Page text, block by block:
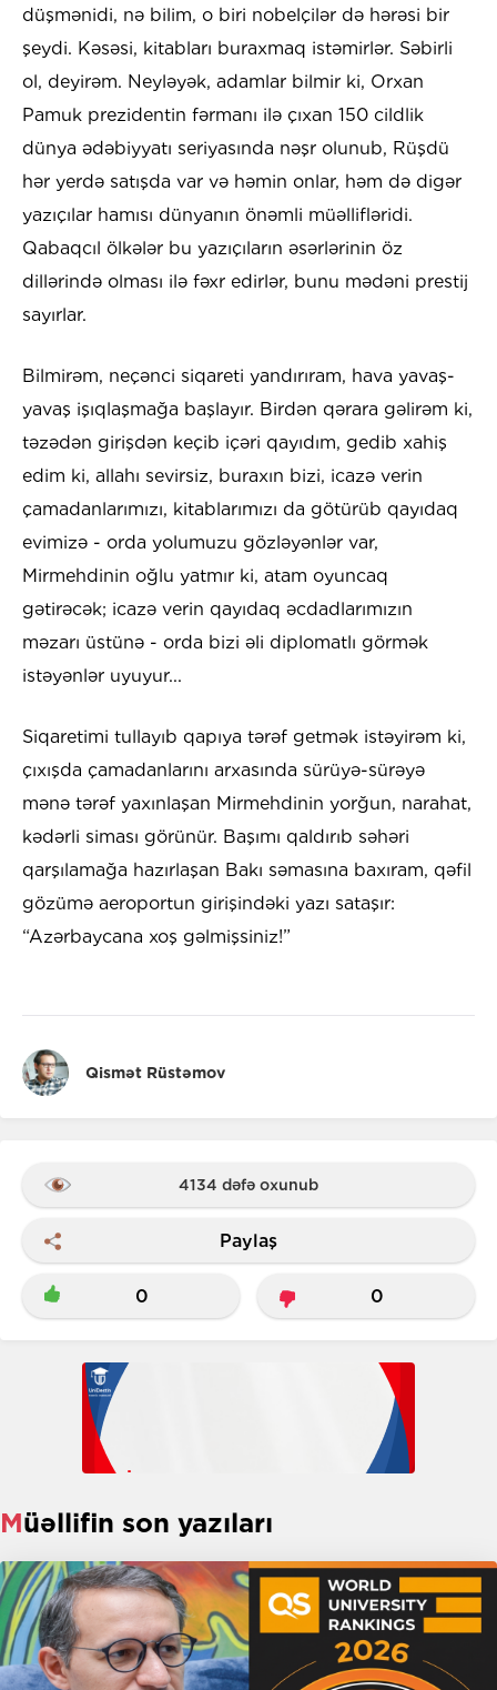
düşmənidi, nə bilim, o biri nobelçilər də hərəsi bir
şeydi. Kəsəsi, kitabları buraxmaq istəmirlər. Səbirli
ol, deyirəm. Neyləyək, adamlar bilmir ki, Orxan
Pamuk prezidentin fərmanı ilə çıxan 150 cildlik
dünya ədəbiyyatı seriyasında nəşr olunub, Rüşdü
hər yerdə satışda var və həmin onlar, həm də digər
yazıçılar hamısı dünyanın önəmli müəllifləridi.
Qabaqcıl ölkələr bu yazıçıların əsərlərinin öz
dillərində olması ilə fəxr edirlər, bunu mədəni prestij
sayırlar.
Bilmirəm, neçənci siqareti yandırıram, hava yavaş-
yavaş işıqlaşmağa başlayır. Birdən qərara gəlirəm ki,
təzədən girişdən keçib içəri qayıdım, gedib xahiş
edim ki, allahı sevirsiz, buraxın bizi, icazə verin
çamadanlarımızı, kitablarımızı da götürüb qayıdaq
evimizə - orda yolumuzu gözləyənlər var,
Mirmehdinin oğlu yatmır ki, atam oyuncaq
gətirəcək; icazə verin qayıdaq əcdadlarımızın
məzarı üstünə - orda bizi əli diplomatlı görmək
istəyənlər uyuyur...
Siqaretimi tullayıb qapıya tərəf getmək istəyirəm ki,
çıxışda çamadanlarını arxasında sürüyə-sürəyə
mənə tərəf yaxınlaşan Mirmehdinin yorğun, narahat,
kədərli siması görünür. Başımı qaldırıb səhəri
qarşılamağa hazırlaşan Bakı səmasına baxıram, qəfil
gözümə aeroportun girişindəki yazı sataşır:
“Azərbaycana xoş gəlmişsiniz!”
Qismət Rüstəmov
4134 dəfə oxunub
Paylaş
0 0
Müəllifin son yazıları